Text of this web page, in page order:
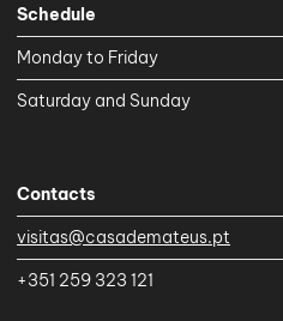
Schedule
Monday to Friday
Saturday and Sunday
Contacts
visitas@casademateus.pt
+351 259 323 121